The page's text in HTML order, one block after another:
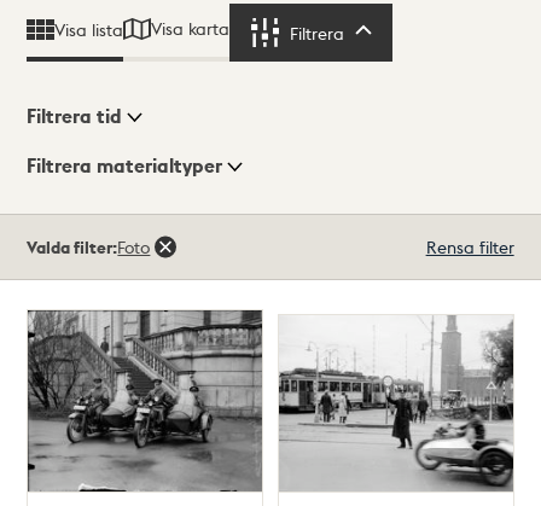
Visa lista Visa karta Filtrera
Visningsläge
Filtrera tid
Filtrera materialtyper
träffar
Valda filter:Foto Rensa filter